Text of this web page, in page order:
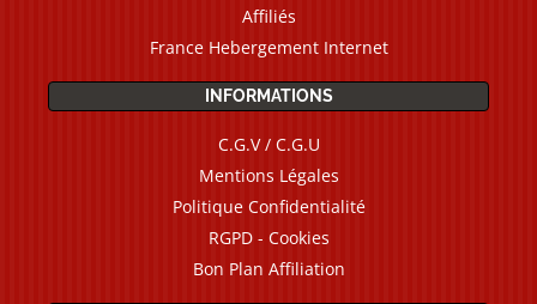
Affiliés
France Hebergement Internet
INFORMATIONS
C.G.V / C.G.U
Mentions Légales
Politique Confidentialité
RGPD - Cookies
Bon Plan Affiliation